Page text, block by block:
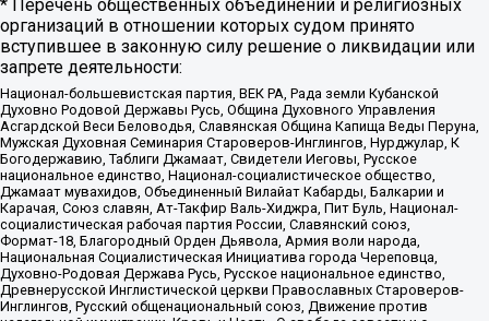
* Перечень общественных объединений и религиозных
организаций в отношении которых судом принято
вступившее в законную силу решение о ликвидации или
запрете деятельности:
Национал-большевистская партия, ВЕК РА, Рада земли Кубанской
Духовно Родовой Державы Русь, Община Духовного Управления
Асгардской Веси Беловодья, Славянская Община Капища Веды Перуна,
Мужская Духовная Семинария Староверов-Инглингов, Нурджулар, К
Богодержавию, Таблиги Джамаат, Свидетели Иеговы, Русское
национальное единство, Национал-социалистическое общество,
Джамаат мувахидов, Объединенный Вилайат Кабарды, Балкарии и
Карачая, Союз славян, Ат-Такфир Валь-Хиджра, Пит Буль, Национал-
социалистическая рабочая партия России, Славянский союз,
Формат-18, Благородный Орден Дьявола, Армия воли народа,
Национальная Социалистическая Инициатива города Череповца,
Духовно-Родовая Держава Русь, Русское национальное единство,
Древнерусской Инглистической церкви Православных Староверов-
Инглингов, Русский общенациональный союз, Движение против